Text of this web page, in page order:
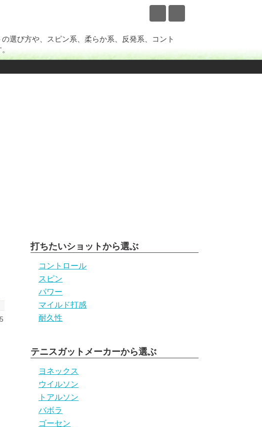
選び方や、スピン系、柔らか系、反発系、コント
打ちたいショットから選ぶ
コントロール
スピン
パワー
マイルド打感
耐久性
テニスガットメーカーから選ぶ
ヨネックス
ウイルソン
トアルソン
バボラ
ゴーセン